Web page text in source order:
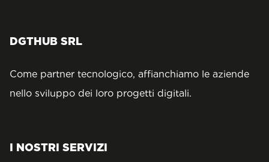
DGTHUB SRL
Come partner tecnologico, affianchiamo le aziende
nello sviluppo dei loro progetti digitali.
I NOSTRI SERVIZI